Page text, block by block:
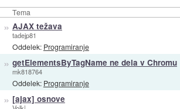
Tema
» AJAX težava
tadejp81
Oddelek: Programiranje
» getElementsByTagName ne dela v Chromu
mk818764
Oddelek: Programiranje
» [ajax] osnove